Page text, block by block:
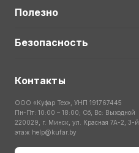
Полезно
Безопасность
Контакты
ООО «Куфар Тех», УНП 191767445
Пн-Пт: 10:00 – 18:00; Сб, Вс: Выходной
220029, г. Минск, ул. Красная 7А-2, 3-й
этаж help@kufar.by